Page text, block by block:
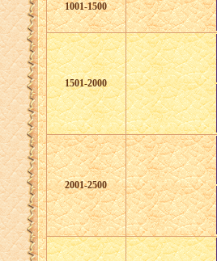
1001-1500
1501-2000
2001-2500